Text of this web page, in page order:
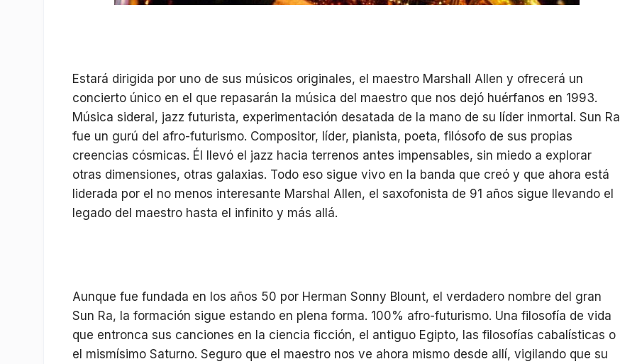
Estará dirigida por uno de sus músicos originales, el maestro Marshall Allen y ofrecerá un
concierto único en el que repasarán la música del maestro que nos dejó huérfanos en 1993.
Música sideral, jazz futurista, experimentación desatada de la mano de su líder inmortal. Sun Ra
fue un gurú del afro-futurismo. Compositor, líder, pianista, poeta, filósofo de sus propias
creencias cósmicas. Él llevó el jazz hacia terrenos antes impensables, sin miedo a explorar
otras dimensiones, otras galaxias. Todo eso sigue vivo en la banda que creó y que ahora está
liderada por el no menos interesante Marshal Allen, el saxofonista de 91 años sigue llevando el
legado del maestro hasta el infinito y más allá.
Aunque fue fundada en los años 50 por Herman Sonny Blount, el verdadero nombre del gran
Sun Ra, la formación sigue estando en plena forma. 100% afro-futurismo. Una filosofía de vida
que entronca sus canciones en la ciencia ficción, el antiguo Egipto, las filosofías cabalísticas o
el mismísimo Saturno. Seguro que el maestro nos ve ahora mismo desde allí, vigilando que su